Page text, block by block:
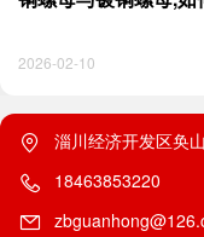
2026-02-10
淄川经济开发区奂
18463853220